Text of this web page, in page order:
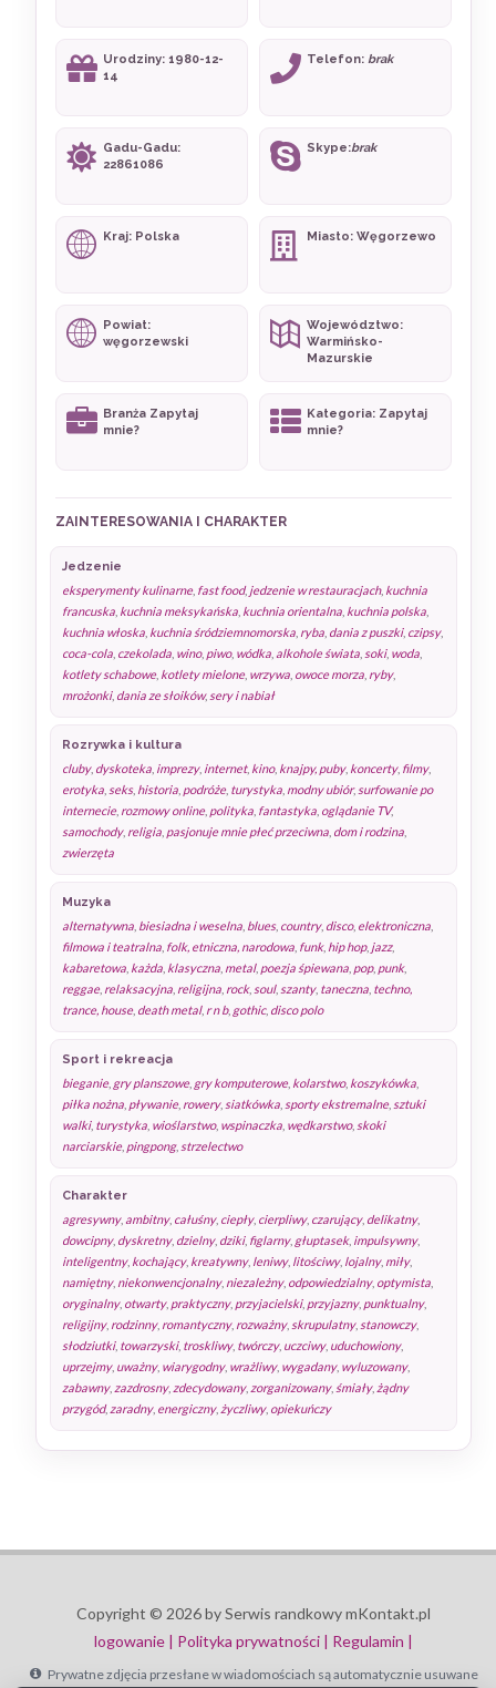
Urodziny: 1980-12-
14
Telefon: brak
Gadu-Gadu:
22861086
Skype:brak
Kraj: Polska Miasto: Węgorzewo
Powiat:
węgorzewski
Województwo:
Warmińsko-
Mazurskie
Branża Zapytaj
mnie?
Kategoria: Zapytaj
mnie?
ZAINTERESOWANIA I CHARAKTER
Jedzenie
eksperymenty kulinarne, fast food, jedzenie w restauracjach, kuchnia
francuska kuchnia meksykańska kuchnia orientalna kuchnia polska
kuchnia włoska kuchnia śródziemnomorska ryba dania z puszki, czipsy,
coca-cola czekolada wino, piwo, wódka alkohole świata soki, woda
kotlety schabowe, kotlety mielone, wrzywa owoce morza ryby,
mrożonki, dania ze słoików, sery i nabiał
Rozrywka i kultura
cluby, dyskoteka imprezy, internet, kino, knajpy, puby, koncerty, filmy,
erotyka seks, historia podróże, turystyka modny ubiór, surfowanie po
internecie, rozmowy online, polityka fantastyka oglądanie TV,
samochody, religia pasjonuje mnie płeć przeciwna dom i rodzina
zwierzęta
Muzyka
alternatywna biesiadna i weselna blues, country, disco, elektroniczna
filmowa i teatralna folk, etniczna, narodowa funk, hip hop, jazz,
kabaretowa każda klasyczna metal, poezja śpiewana pop, punk,
reggae, relaksacyjna religijna rock, soul, szanty, taneczna techno,
trance, house, death metal, r n b, gothic, disco polo
Sport i rekreacja
bieganie, gry planszowe, gry komputerowe, kolarstwo, koszykówka
piłka nożna pływanie, rowery, siatkówka sporty ekstremalne, sztuki
walki, turystyka wioślarstwo, wspinaczka wędkarstwo, skoki
narciarskie, pingpong, strzelectwo
Charakter
agresywny, ambitny, całuśny, ciepły, cierpliwy, czarujący, delikatny,
dowcipny, dyskretny, dzielny, dziki, figlarny, głuptasek, impulsywny,
inteligentny, kochający, kreatywny, leniwy, litościwy, lojalny, miły,
namiętny, niekonwencjonalny, niezależny, odpowiedzialny, optymista
oryginalny, otwarty, praktyczny, przyjacielski, przyjazny, punktualny,
religijny, rodzinny, romantyczny, rozważny, skrupulatny, stanowczy,
słodziutki, towarzyski, troskliwy, twórczy, uczciwy, uduchowiony,
uprzejmy, uważny, wiarygodny, wrażliwy, wygadany, wyluzowany,
zabawny, zazdrosny, zdecydowany, zorganizowany, śmiały, żądny
przygód, zaradny, energiczny, życzliwy, opiekuńczy
Copyright © 2026 by Serwis randkowy mKontakt.pl
logowanie | Polityka prywatności | Regulamin |
Prywatne zdjęcia przesłane w wiadomościach są automatycznie usuwane